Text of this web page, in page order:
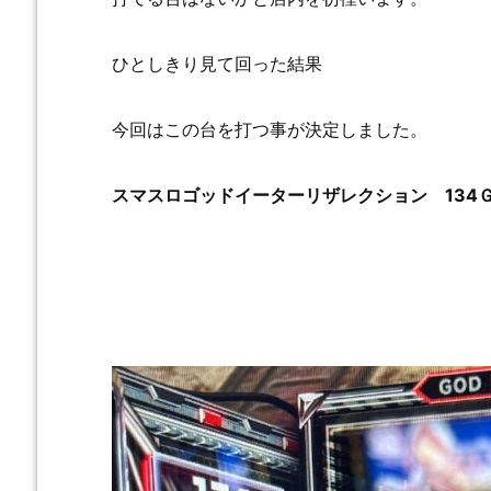
ひとしきり見て回った結果
今回はこの台を打つ事が決定しました。
スマスロゴッドイーターリザレクション 134